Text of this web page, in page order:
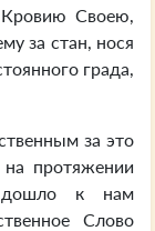
Своею,
за стан, нося
града,
за это
протяжении
к нам
Слово